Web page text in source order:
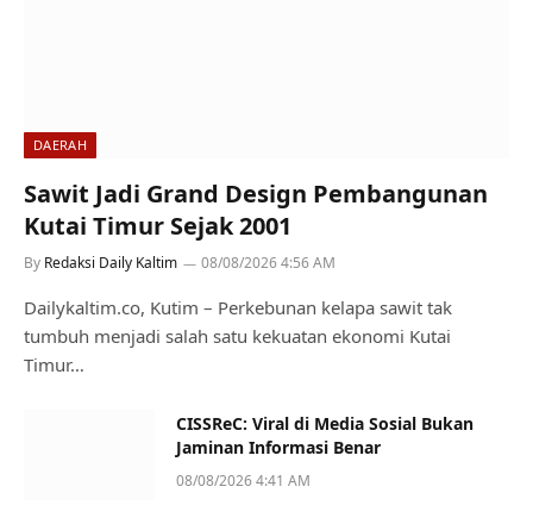
DAERAH
Sawit Jadi Grand Design Pembangunan
Kutai Timur Sejak 2001
By Redaksi Daily Kaltim 08/08/2026 4:56 AM
Dailykaltim.co, Kutim – Perkebunan kelapa sawit tak
tumbuh menjadi salah satu kekuatan ekonomi Kutai
Timur…
CISSReC: Viral di Media Sosial Bukan
Jaminan Informasi Benar
08/08/2026 4:41 AM